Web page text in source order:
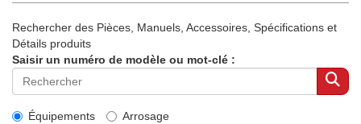
Rechercher des Pièces, Manuels, Accessoires, Spécifications et
Détails produits
Saisir un numéro de modèle ou mot-clé :
Équipements Arrosage